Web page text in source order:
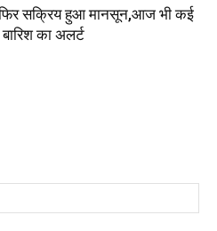
फिर सक्रिय हुआ मानसून,आज भी कई
का अलर्ट